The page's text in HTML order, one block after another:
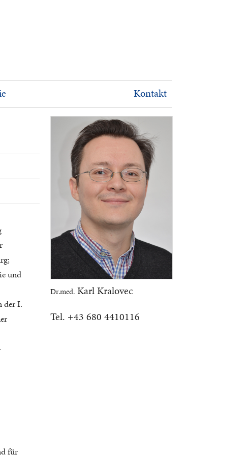
Kontakt
und
der I.
für
Dr.med.Karl Kralovec
Tel. +43 680 4410116